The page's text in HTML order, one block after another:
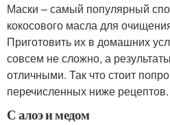
Маски – самый популярный
кокосового масла для
Приготовить их в домашних
совсем не сложно, а
отличными. Так что стоит
перечисленных ниже рецептов.
С алоэ и медом